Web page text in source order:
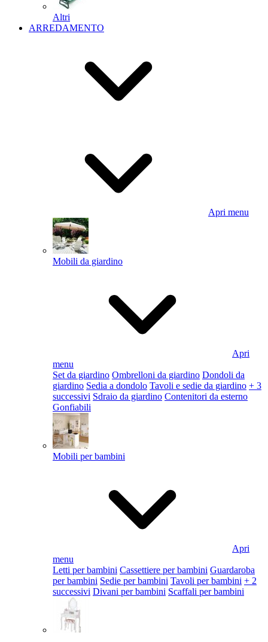
Altri
ARREDAMENTO
Apri menu
Mobili da giardino
Apri
menu
Set da giardino Ombrelloni da giardino Dondoli da
giardino Sedia a dondolo Tavoli e sedie da giardino + 3
successivi Sdraio da giardino Contenitori da esterno
Gonfiabili
Mobili per bambini
Apri
menu
Letti per bambini Cassettiere per bambini Guardaroba
per bambini Sedie per bambini Tavoli per bambini + 2
successivi Divani per bambini Scaffali per bambini